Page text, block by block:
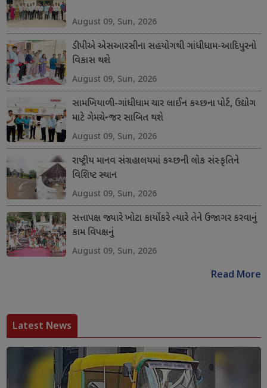
August 09, Sun, 2026
ડીપીએ એસઆરસીના સહયોગથી ગાંધીધામ-આદિપુરનો
વિકાસ થશે
August 09, Sun, 2026
સામખિયાળી-ગાંધીધામ ચાર લાઈન કચ્છના પોર્ટ, ઉદ્યોગ
માટે ગેમચેન્જર સાબિત થશે
August 09, Sun, 2026
રાષ્ટ્રીય માનવ સંગ્રહાલયમાં કચ્છની લોક સંસ્કૃતિને
વિશિષ્ટ સ્થાન
August 09, Sun, 2026
સત્તાપક્ષ જ્યારે ખોટા કાર્યો કરે ત્યારે તેને ઉજાગર કરવાનું
કામ વિપક્ષનું
August 09, Sun, 2026
Read More
Latest News